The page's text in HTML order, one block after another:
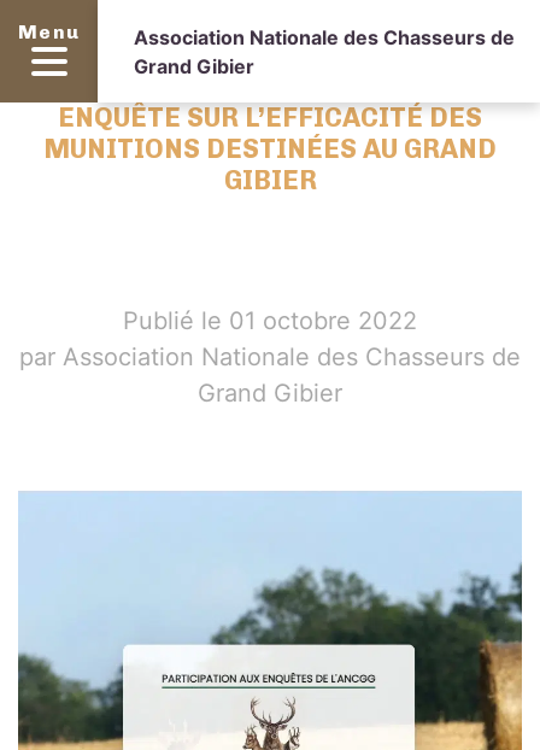
Menu
Association Nationale des Chasseurs de
Grand Gibier
ENQUÊTE SUR L’EFFICACITÉ DES
MUNITIONS DESTINÉES AU GRAND
GIBIER
Publié le 01 octobre 2022
par Association Nationale des Chasseurs de
Grand Gibier